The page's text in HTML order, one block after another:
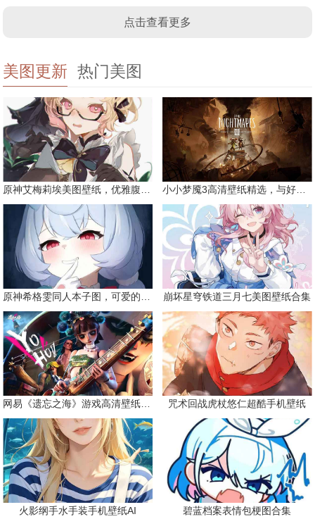
点击查看更多
美图更新 热门美图
原神艾梅莉埃美图壁纸，优雅腹黑眼镜娘 小小梦魇3高清壁纸精选，与好友一同面对恐惧
原神希格雯同人本子图，可爱的双马尾 崩坏星穹铁道三月七美图壁纸合集
网易《遗忘之海》游戏高清壁纸精选 咒术回战虎杖悠仁超酷手机壁纸
火影纲手水手装手机壁纸AI 碧蓝档案表情包梗图合集